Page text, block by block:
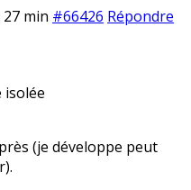
min #66426 Répondre
isolée
(je développe peut